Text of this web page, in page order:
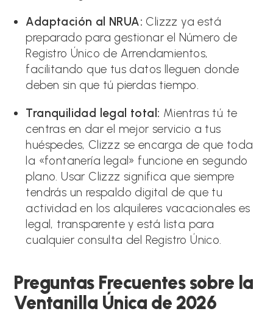
Adaptación al NRUA: Clizzz ya está
preparado para gestionar el Número de
Registro Único de Arrendamientos,
facilitando que tus datos lleguen donde
deben sin que tú pierdas tiempo.
Tranquilidad legal total: Mientras tú te
centras en dar el mejor servicio a tus
huéspedes, Clizzz se encarga de que toda
la «fontanería legal» funcione en segundo
plano. Usar Clizzz significa que siempre
tendrás un respaldo digital de que tu
actividad en los alquileres vacacionales es
legal, transparente y está lista para
cualquier consulta del Registro Único.
Preguntas Frecuentes sobre la
Ventanilla Única de 2026